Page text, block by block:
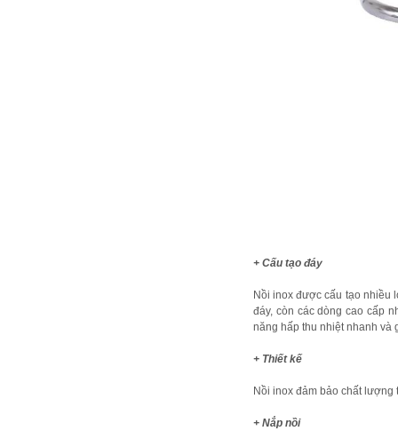
+ Cấu tạo đáy
Nồi inox được cấu tạo nhiều
đáy, còn các dòng cao cấp
năng hấp thu nhiệt nhanh
+ Thiết kế
Nồi inox đảm bảo chất
+ Nắp nồi